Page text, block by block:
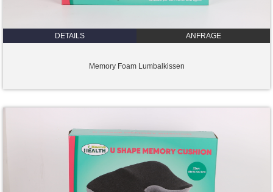
DETAILS ANFRAGE
Memory Foam Lumbalkissen